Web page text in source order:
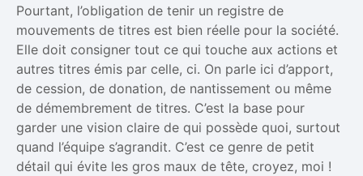
Pourtant, l’obligation de tenir un registre de
mouvements de titres est bien réelle pour la société.
Elle doit consigner tout ce qui touche aux actions et
autres titres émis par celle, ci. On parle ici d’apport,
de cession, de donation, de nantissement ou même
de démembrement de titres. C’est la base pour
garder une vision claire de qui possède quoi, surtout
quand l’équipe s’agrandit. C’est ce genre de petit
détail qui évite les gros maux de tête, croyez, moi !